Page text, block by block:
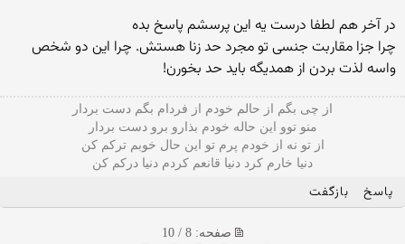
در آخر هم لطفا درست یه این پرسشم پاسخ بده
چرا جزا مقاربت جنسی تو مجرد حد زنا هستش. چرا این دو شخص
واسه لذت بردن از همدیگه باید حد بخورن!
از چی بگم از حالم خودم از فردام بگم دست بردار
منو توو این حاله خودم بذارو برو دست بردار
از تو نه از خودم پرم تو این حال خوبم ترکم کن
دنیا خارم کرد دنیا قانعم کردم دنیا درکم کن
پاسخ بازگفت
صفحه: 8 / 10